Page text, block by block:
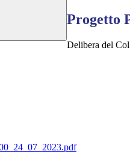
Progetto
Delibera del